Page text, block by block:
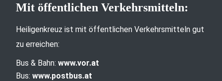
Mit öffentlichen Verkehrsmitteln:
Heiligenkreuz ist mit öffentlichen Verkehrsmitteln gut
zu erreichen:
Bus & Bahn: www.vor.at
Bus: www.postbus.at